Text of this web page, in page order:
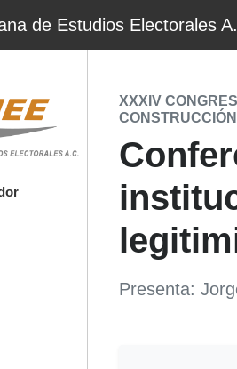
de Estudios Electorales
XXXIV
Presenta: